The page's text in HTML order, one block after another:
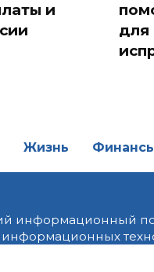
и
для
Жизнь
информационный